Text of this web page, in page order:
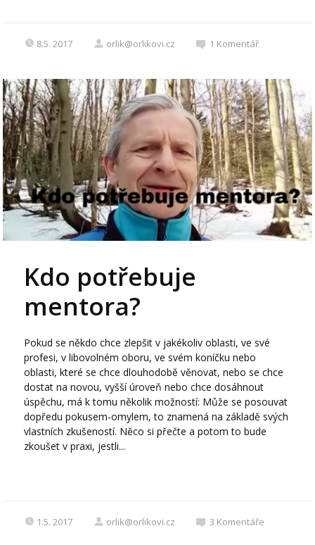
8.5. 2017 orlik@orlikovi.cz 1 Komentář
Kdo potřebuje
mentora?
Pokud se někdo chce zlepšit v jakékoliv oblasti, ve své
profesi, v libovolném oboru, ve svém koníčku nebo
oblasti, které se chce dlouhodobě věnovat, nebo se chce
dostat na novou, vyšší úroveň nebo chce dosáhnout
úspěchu, má k tomu několik možností: Může se posouvat
dopředu pokusem-omylem, to znamená na základě svých
vlastních zkušeností. Něco si přečte a potom to bude
zkoušet v praxi, jestli...
1.5. 2017 orlik@orlikovi.cz 3 Komentáře